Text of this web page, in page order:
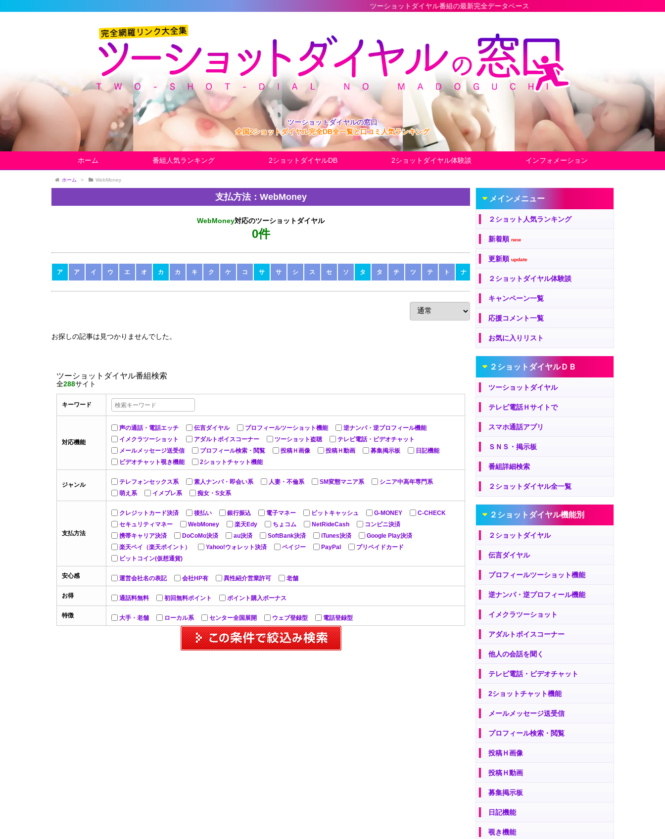
ツーショットダイヤル番組の最新完全データベース
ツーショットダイヤルの窓口
全国2ショットダイヤル完全DB全一覧と口コミ人気ランキング
ホーム 番組人気ランキング 2ショットダイヤルDB 2ショットダイヤル体験談 インフォメーション
ホーム > WebMoney
支払方法：WebMoney
WebMoney対応のツーショットダイヤル
0件
ア ア イ ウ エ オ カ カ キ ク ケ コ サ サ シ ス セ ソ タ タ チ ツ テ ト ナ
お探しの記事は見つかりませんでした。
ツーショットダイヤル番組検索
全288サイト
キーワード
対応機能
声の通話・電話エッチ 伝言ダイヤル プロフィールツーショット機能
逆ナンパ・逆プロフィール機能
イメクラツーショット
アダルトボイスコーナー ツーショット盗聴
テレビ電話・ビデオチャット
メールメッセージ送受信
プロフィール検索・閲覧 投稿Ｈ画像 投稿Ｈ動画 募集掲示板
日記機能
ビデオチャット覗き機能
2ショットチャット機能
ジャンル テレフォンセックス系 素人ナンパ・即会い系 人妻・不倫系 SM変態マニア系
シニア中高年専門系
萌え系
イメプレ系 痴女・S女系
支払方法
クレジットカード決済 後払い 銀行振込 電子マネー ビットキャッシュ G-MONEY
C-CHECK
セキュリティマネー
WebMoney 楽天Edy ちょコム NetRideCash
コンビニ決済
携帯キャリア決済
DoCoMo決済 au決済 SoftBank決済 iTunes決済
Google Play決済
楽天ペイ（楽天ポイント）
Yahoo!ウォレット決済 ペイジー PayPal
プリペイドカード
ビットコイン(仮想通貨)
安心感 運営会社名の表記 会社HP有 異性紹介営業許可 老舗
お得 通話料無料 初回無料ポイント ポイント購入ボーナス
特徴 大手・老舗 ローカル系 センター全国展開 ウェブ登録型 電話登録型
メインメニュー
２ショット人気ランキング
新着順 new
更新順 update
２ショットダイヤル体験談
キャンペーン一覧
応援コメント一覧
お気に入りリスト
２ショットダイヤルＤＢ
ツーショットダイヤル
テレビ電話Ｈサイトで
スマホ通話アプリ
ＳＮＳ・掲示板
番組詳細検索
２ショットダイヤル全一覧
２ショットダイヤル機能別
２ショットダイヤル
伝言ダイヤル
プロフィールツーショット機能
逆ナンパ・逆プロフィール機能
イメクラツーショット
アダルトボイスコーナー
他人の会話を聞く
テレビ電話・ビデオチャット
2ショットチャット機能
メールメッセージ送受信
プロフィール検索・閲覧
投稿Ｈ画像
投稿Ｈ動画
募集掲示板
日記機能
覗き機能